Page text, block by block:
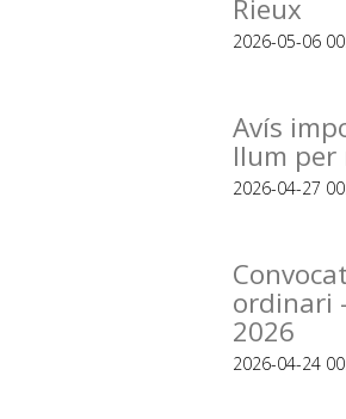
Rieux
2026-05-06
Avís
llum
2026-04-27
ordinari
2026
2026-04-24